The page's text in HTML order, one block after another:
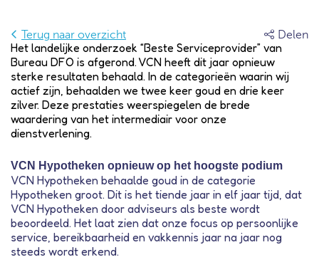
Terug naar overzicht Delen
Het landelijke onderzoek “Beste Serviceprovider” van
Bureau DFO is afgerond. VCN heeft dit jaar opnieuw
sterke resultaten behaald. In de categorieën waarin wij
actief zijn, behaalden we twee keer goud en drie keer
zilver. Deze prestaties weerspiegelen de brede
waardering van het intermediair voor onze
dienstverlening.
VCN Hypotheken opnieuw op het hoogste podium
VCN Hypotheken behaalde goud in de categorie
Hypotheken groot. Dit is het tiende jaar in elf jaar tijd, dat
VCN Hypotheken door adviseurs als beste wordt
beoordeeld. Het laat zien dat onze focus op persoonlijke
service, bereikbaarheid en vakkennis jaar na jaar nog
steeds wordt erkend.